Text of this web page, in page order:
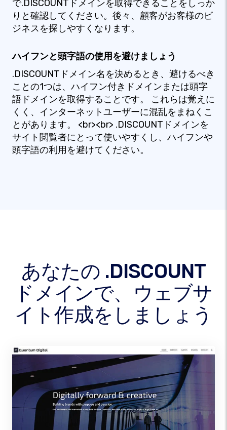
で.DISCOUNTドメインを取得できることをしっか
りと確認してください。後々、顧客がお客様のビ
ジネスを探しやすくなります。
ハイフンと頭字語の使用を避けましょう
.DISCOUNTドメイン名を決めるとき、避けるべき
ことの1つは、ハイフン付きドメインまたは頭字
語ドメインを取得することです。 これらは覚えに
くく、インターネットユーザーに混乱をまねくこ
とがあります。 <br><br> .DISCOUNTドメインを
サイト閲覧者にとって使いやすくし、ハイフンや
頭字語の利用を避けてください。
あなたの .DISCOUNT
ドメインで、ウェブサ
イト作成をしましょう